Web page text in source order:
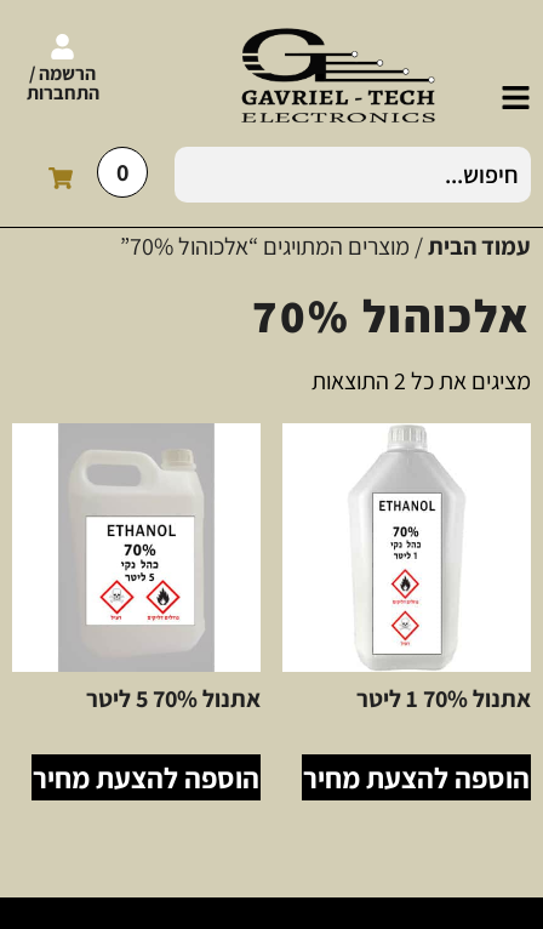
הרשמה /
התחברות
0
עמוד הבית/ מוצרים המתויגים “אלכוהול 70%”
אלכוהול 70%
מציגים את כל ⁦2⁩ התוצאות
אתנול 70% 1 ליטר
הוספה להצעת מחיר
אתנול 70% 5 ליטר
הוספה להצעת מחיר